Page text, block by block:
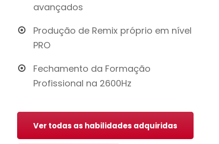
avançados
Produção de Remix próprio em nível
PRO
Fechamento da Formação
Profissional na 2600Hz
Ver todas as habilidades adquiridas